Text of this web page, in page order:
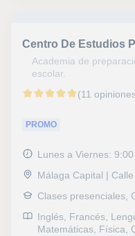
Centro De Estudios
Academia de
escolar.
(11
PROMO
Lunes a Viernes:
Málaga Capital |
Clases presenciales,
Inglés, Francés,
Matemáticas, Física,